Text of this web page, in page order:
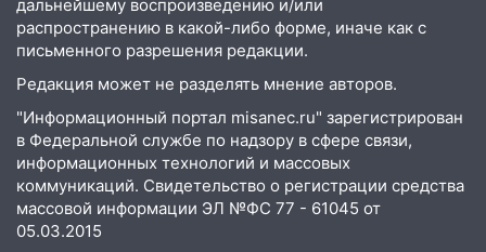
06:00 Четыре года борьбы: ульяновские
юристы помогли женщине засудить УК
за плесень на стенах
05:00
Кому 6 августа звезды сулят
прибыль, а кому — испытания на
прочность
05.08.2026
22:58
Соцсети: на проспекте Тюленева
ДТП с мотоциклистом
дальнейшему воспроизведению и/или
распространению в какой-либо форме, иначе как с
письменного разрешения редакции.
Редакция может не разделять мнение авторов.
"Информационный портал misanec.ru" зарегистрирован
в Федеральной службе по надзору в сфере связи,
информационных технологий и массовых
коммуникаций. Свидетельство о регистрации средства
массовой информации ЭЛ №ФС 77 - 61045 от
05.03.2015